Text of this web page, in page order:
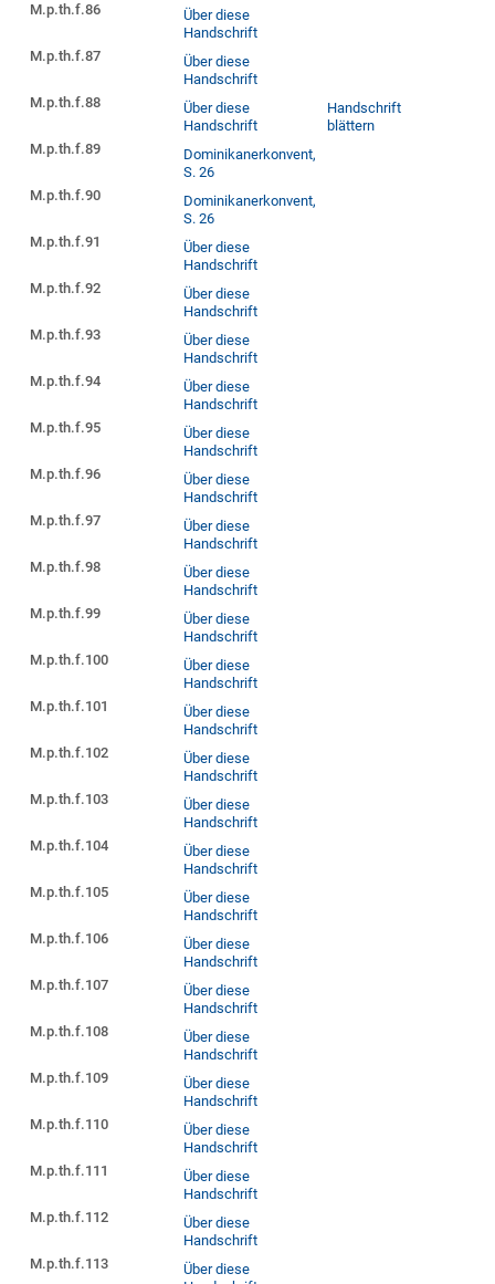
M.p.th.f.86
Über diese
Handschrift
M.p.th.f.87
Über diese
Handschrift
M.p.th.f.88
Über diese
Handschrift
Handschrift
blättern
M.p.th.f.89
Dominikanerkonvent,
S. 26
M.p.th.f.90
Dominikanerkonvent,
S. 26
M.p.th.f.91
Über diese
Handschrift
M.p.th.f.92
Über diese
Handschrift
M.p.th.f.93
Über diese
Handschrift
M.p.th.f.94
Über diese
Handschrift
M.p.th.f.95
Über diese
Handschrift
M.p.th.f.96
Über diese
Handschrift
M.p.th.f.97
Über diese
Handschrift
M.p.th.f.98
Über diese
Handschrift
M.p.th.f.99
Über diese
Handschrift
M.p.th.f.100
Über diese
Handschrift
M.p.th.f.101
Über diese
Handschrift
M.p.th.f.102
Über diese
Handschrift
M.p.th.f.103
Über diese
Handschrift
M.p.th.f.104
Über diese
Handschrift
M.p.th.f.105
Über diese
Handschrift
M.p.th.f.106
Über diese
Handschrift
M.p.th.f.107
Über diese
Handschrift
M.p.th.f.108
Über diese
Handschrift
M.p.th.f.109
Über diese
Handschrift
M.p.th.f.110
Über diese
Handschrift
M.p.th.f.111
Über diese
Handschrift
M.p.th.f.112
Über diese
Handschrift
M.p.th.f.113
Über diese